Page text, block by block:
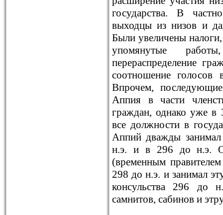
государства. В
выходцы из низов и
Были увеличены
упомянутые
перерaспределение
соотношение голосов
Впрочем,
Аппия в части
грaждан, однако уже в
все должности в
Аппий дважды
н.э. и в 296 до н.э.
(временным
298 до н.э. и занимал
консульства 296 до
самнитов, сабинов и